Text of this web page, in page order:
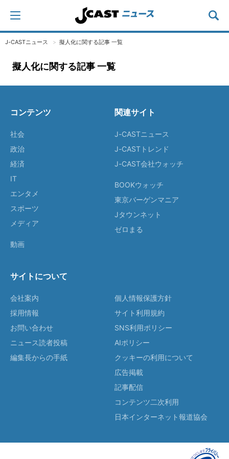
J-CASTニュース 擬人化に関する記事 一覧
擬人化に関する記事 一覧
コンテンツ
社会
政治
経済
IT
エンタメ
スポーツ
メディア
動画
関連サイト
J-CASTニュース
J-CASTトレンド
J-CAST会社ウォッチ
BOOKウォッチ
東京バーゲンマニア
Jタウンネット
ゼロまる
サイトについて
会社案内
採用情報
お問い合わせ
ニュース読者投稿
編集長からの手紙
個人情報保護方針
サイト利用規約
SNS利用ポリシー
AIポリシー
クッキーの利用について
広告掲載
記事配信
コンテンツ二次利用
日本インターネット報道協会